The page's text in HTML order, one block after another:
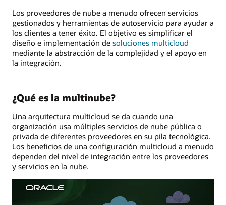
Los proveedores de nube a menudo ofrecen servicios
gestionados y herramientas de autoservicio para ayudar a
los clientes a tener éxito. El objetivo es simplificar el
diseño e implementación de soluciones multicloud
mediante la abstracción de la complejidad y el apoyo en
la integración.
¿Qué es la multinube?
Una arquitectura multicloud se da cuando una
organización usa múltiples servicios de nube pública o
privada de diferentes proveedores en su pila tecnológica.
Los beneficios de una configuración multicloud a menudo
dependen del nivel de integración entre los proveedores
y servicios en la nube.